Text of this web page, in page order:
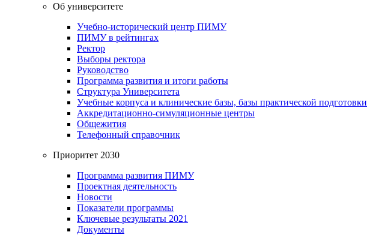
Об университете
Учебно-исторический центр ПИМУ
ПИМУ в рейтингах
Ректор
Выборы ректора
Руководство
Программа развития и итоги работы
Структура Университета
Учебные корпуса и клинические базы, базы практической подготовки
Аккредитационно-симуляционные центры
Общежития
Телефонный справочник
Приоритет 2030
Программа развития ПИМУ
Проектная деятельность
Новости
Показатели программы
Ключевые результаты 2021
Документы